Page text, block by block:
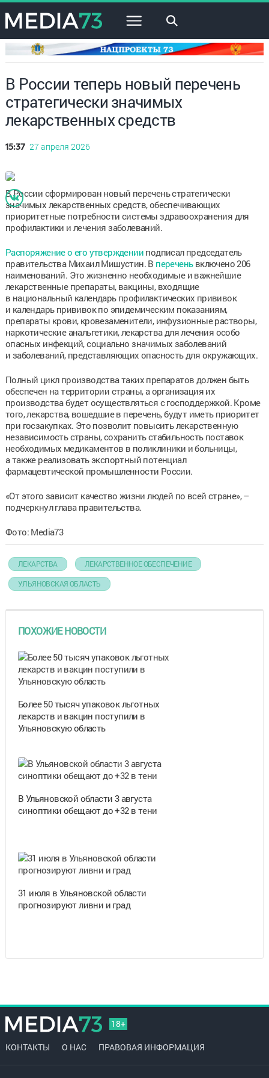
×
В России теперь новый перечень
стратегически значимых
лекарственных средств
15:37 27 апреля 2026
В России сформирован новый перечень стратегически
значимых лекарственных средств, обеспечивающих
приоритетные потребности системы здравоохранения для
профилактики и лечения заболеваний.
Распоряжение о его утвержденииподписал председатель
правительства Михаил Мишустин. В переченьвключено 206
наименований. Это жизненно необходимые и важнейшие
лекарственные препараты, вакцины, входящие
в национальный календарь профилактических прививок
и календарь прививок по эпидемическим показаниям,
препараты крови, кровезаменители, инфузионные растворы,
наркотические анальгетики, лекарства для лечения особо
опасных инфекций, социально значимых заболеваний
и заболеваний, представляющих опасность для окружающих.
Полный цикл производства таких препаратов должен быть
обеспечен на территории страны, а организация их
производства будет осуществляться с господдержкой. Кроме
того, лекарства, вошедшие в перечень, будут иметь приоритет
при госзакупках. Это позволит повысить лекарственную
независимость страны, сохранить стабильность поставок
необходимых медикаментов в поликлиники и больницы,
а также реализовать экспортный потенциал
фармацевтической промышленности России.
«От этого зависит качество жизни людей по всей стране», –
подчеркнул глава правительства.
Фото: Media73
ЛЕКАРСТВА ЛЕКАРСТВЕННОЕ ОБЕСПЕЧЕНИЕ
УЛЬЯНОВСКАЯ ОБЛАСТЬ
ПОХОЖИЕ НОВОСТИ
Более 50 тысяч упаковок льготных
лекарств и вакцин поступили в
Ульяновскую область
В Ульяновской области 3 августа
синоптики обещают до +32 в тени
31 июля в Ульяновской области
прогнозируют ливни и град
18+
КОНТАКТЫ О НАС ПРАВОВАЯ ИНФОРМАЦИЯ